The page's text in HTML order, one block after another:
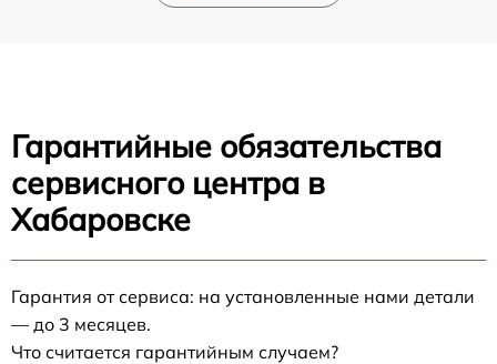
Гарантийные обязательства
сервисного центра в
Хабаровске
Гарантия от сервиса: на установленные нами детали
— до 3 месяцев.
Что считается гарантийным случаем?